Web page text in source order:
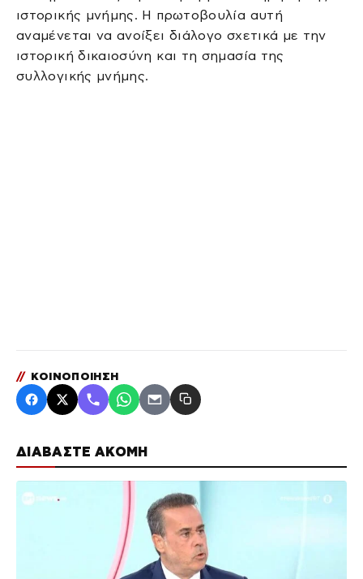
ΔΙΑΒΑΣΤΕ ΑΚΟΜΗ
ιστορικής μνήμης. Η πρωτοβουλία αυτή
αναμένεται να ανοίξει διάλογο σχετικά με την
ιστορική δικαιοσύνη και τη σημασία της
συλλογικής μνήμης.
// ΚΟΙΝΟΠΟΙΗΣΗ